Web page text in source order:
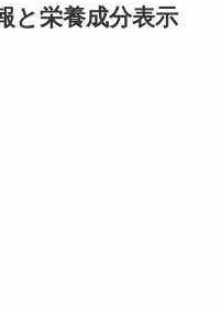
と栄養成分表示